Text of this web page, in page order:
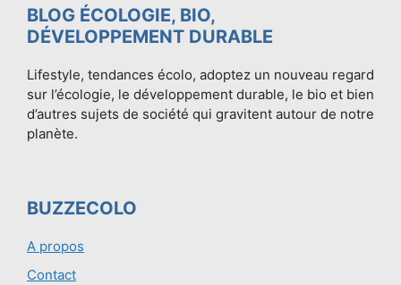
BLOG ÉCOLOGIE, BIO,
DÉVELOPPEMENT DURABLE
Lifestyle, tendances écolo, adoptez un nouveau regard
sur l’écologie, le développement durable, le bio et bien
d’autres sujets de société qui gravitent autour de notre
planète.
BUZZECOLO
A propos
Contact